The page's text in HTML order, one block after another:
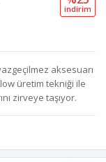
i̇ndi̇ri̇m
aksesuarı
üretim tekniği ile
zirveye taşıyor.